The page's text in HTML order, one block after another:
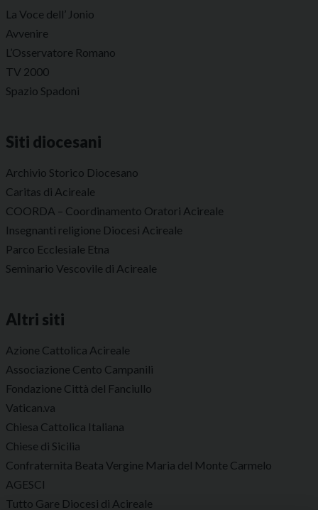
La Voce dell’ Jonio
Avvenire
L’Osservatore Romano
TV 2000
Spazio Spadoni
Siti diocesani
Archivio Storico Diocesano
Caritas di Acireale
COORDA – Coordinamento Oratori Acireale
Insegnanti religione Diocesi Acireale
Parco Ecclesiale Etna
Seminario Vescovile di Acireale
Altri siti
Azione Cattolica Acireale
Associazione Cento Campanili
Fondazione Città del Fanciullo
Vatican.va
Chiesa Cattolica Italiana
Chiese di Sicilia
Confraternita Beata Vergine Maria del Monte Carmelo
AGESCI
Tutto Gare Diocesi di Acireale